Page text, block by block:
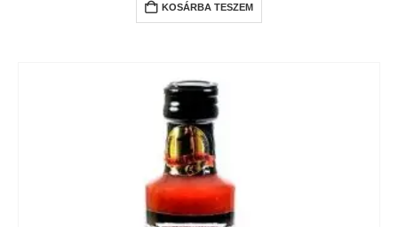
KOSÁRBA TESZEM